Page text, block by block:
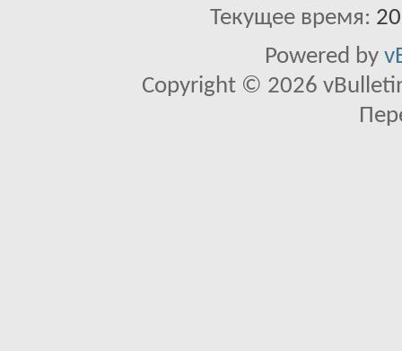
Текущее время:
Powered by
Copyright © 2026